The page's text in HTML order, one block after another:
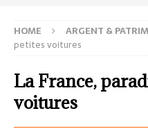
HOME ARGENT &
petites voitures
La France,
voitures